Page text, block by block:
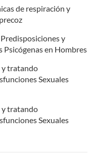
de respiración y
y
Psicógenas en Hombres
tratando
Sexuales
tratando
Sexuales